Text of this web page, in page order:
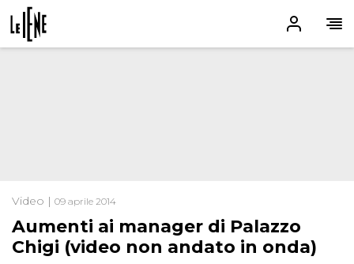
Video | 09 aprile 2014
Aumenti ai manager di Palazzo
Chigi (video non andato in onda)